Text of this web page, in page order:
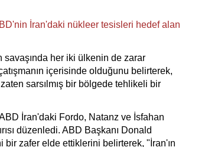
İran'daki nükleer tesisleri hedef alan
her iki ülkenin de zarar
içerisinde olduğunu belirterek,
sarsılmış bir bölgede tehlikeli bir
İran'daki Fordo, Natanz ve İsfahan
düzenledi. ABD Başkanı Donald
bir zafer elde ettiklerini belirterek, "İran'ın